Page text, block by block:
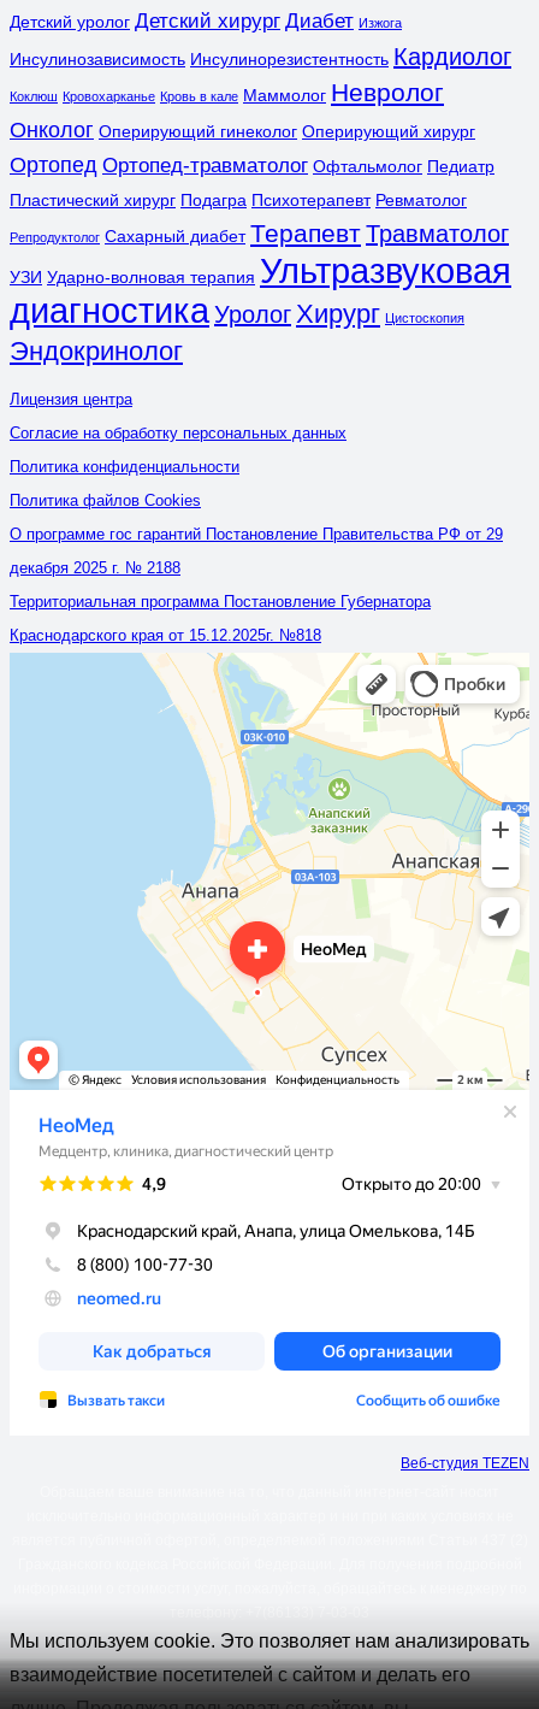
Детский уролог Детский хирург Диабет Изжога
Инсулинозависимость Инсулинорезистентность Кардиолог
Коклюш Кровохарканье Кровь в кале Маммолог Невролог
Онколог Оперирующий гинеколог Оперирующий хирург
Ортопед Ортопед-травматолог Офтальмолог Педиатр
Пластический хирург Подагра Психотерапевт Ревматолог
Репродуктолог Сахарный диабет ТерапевтТравматолог
УЗИ Ударно-волновая терапия Ультразвуковая
диагностикаУрологХирург Цистоскопия
Эндокринолог
Лицензия центра
Согласие на обработку персональных данных
Политика конфиденциальности
Политика файлов Cookies
О программе гос гарантий Постановление Правительства РФ от 29
декабря 2025 г. № 2188
Территориальная программа Постановление Губернатора
Краснодарского края от 15.12.2025г. №818
Веб-студия TEZEN
Мы используем cookie. Это позволяет нам анализировать
взаимодействие посетителей с сайтом и делать его